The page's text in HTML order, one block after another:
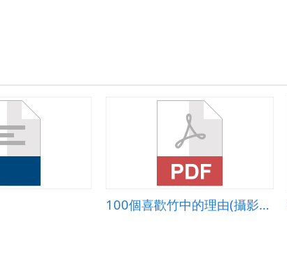
100個喜歡竹中的理由(攝影篇)